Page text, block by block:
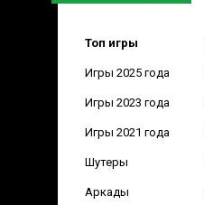
Топ игры
Игры 2025 года
Игры 2023 года
Игры 2021 года
Шутеры
Аркады